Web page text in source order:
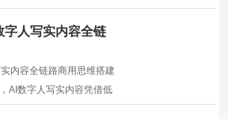
主存在创作误区，直接复
生成完整剧本，产出内容
字人写实内容全链
内容全链路商用思维搭建
AI数字人写实内容凭借低